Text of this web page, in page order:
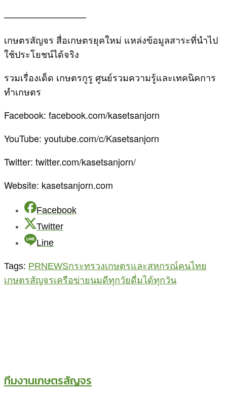
—————————
เกษตรสัญจร สื่อเกษตรยุคใหม่ แหล่งข้อมูลสาระที่นำไป
ใช้ประโยชน์ได้จริง
รวมเรื่องเด็ด เกษตรกูรู ศูนย์รวมความรู้และเทคนิคการ
ทำเกษตร
Facebook: facebook.com/kasetsanjorn
YouTube: youtube.com/c/Kasetsanjorn
Twitter: twitter.com/kasetsanjorn/
Website: kasetsanjorn.com
Facebook
Twitter
Line
Tags: PRNEWSกระทรวงเกษตรและสหกรณ์คนไทย
เกษตรสัญจรเครือข่ายนมดีทุกวัยดื่มได้ทุกวัน
ทีมงานเกษตรสัญจร